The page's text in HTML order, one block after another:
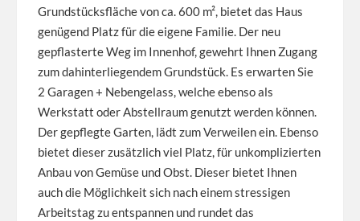
Grundstücksfläche von ca. 600 m², bietet das Haus
genügend Platz für die eigene Familie. Der neu
gepflasterte Weg im Innenhof, gewehrt Ihnen Zugang
zum dahinterliegendem Grundstück. Es erwarten Sie
2 Garagen + Nebengelass, welche ebenso als
Werkstatt oder Abstellraum genutzt werden können.
Der gepflegte Garten, lädt zum Verweilen ein. Ebenso
bietet dieser zusätzlich viel Platz, für unkomplizierten
Anbau von Gemüse und Obst. Dieser bietet Ihnen
auch die Möglichkeit sich nach einem stressigen
Arbeitstag zu entspannen und rundet das